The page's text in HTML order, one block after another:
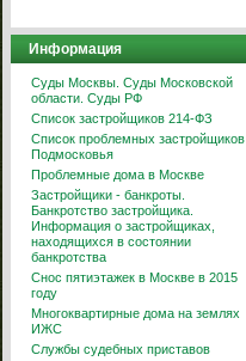
Информация
Суды Москвы. Суды Московской
области. Суды РФ
Список застройщиков 214-ФЗ
Список проблемных застройщиков
Подмосковья
Проблемные дома в Москве
Застройщики - банкроты.
Банкротство застройщика.
Информация о застройщиках,
находящихся в состоянии
банкротства
Снос пятиэтажек в Москве в 2015
году
Многоквартирные дома на землях
ИЖС
Службы судебных приставов